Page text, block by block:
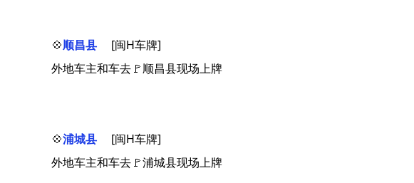
💠顺昌县
[闽H车牌]
外地车主和车去🚩顺昌县现场上牌
💠浦城县
[闽H车牌]
外地车主和车去🚩浦城县现场上牌